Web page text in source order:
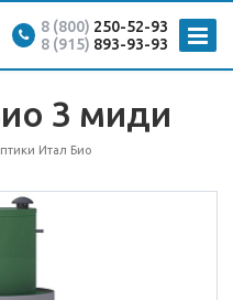
8 (800) 250-52-93
8 (915) 893-93-93
3 миди
Итал Био